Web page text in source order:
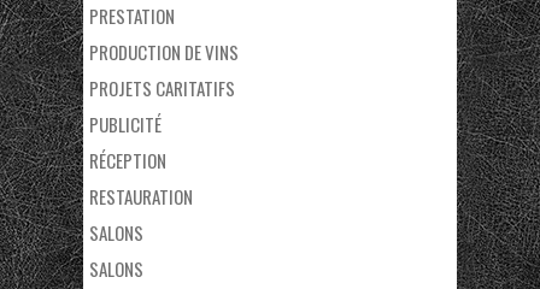
PRESTATION
PRODUCTION DE VINS
PROJETS CARITATIFS
PUBLICITÉ
RÉCEPTION
RESTAURATION
SALONS
SALONS